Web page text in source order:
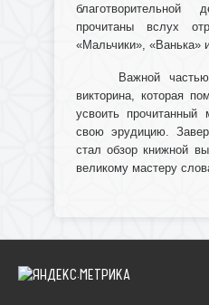
благотворительной
прочитаны вслух
«Мальчики», «Ванька»
Важной
викторина, которая
усвоить прочитанный
свою эрудицию.
стал обзор книжной
великому мастеру